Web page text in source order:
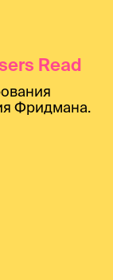
Read
Фридмана.